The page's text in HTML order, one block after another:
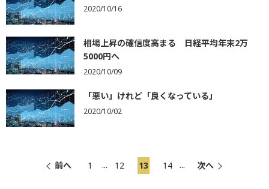
2020/10/16
相場上昇の確信度高まる 日経平均年末2万
5000円へ
2020/10/09
「悪い」けれど「良くなっている」
2020/10/02
前へ 1 ... 12 13 14 ... 次へ